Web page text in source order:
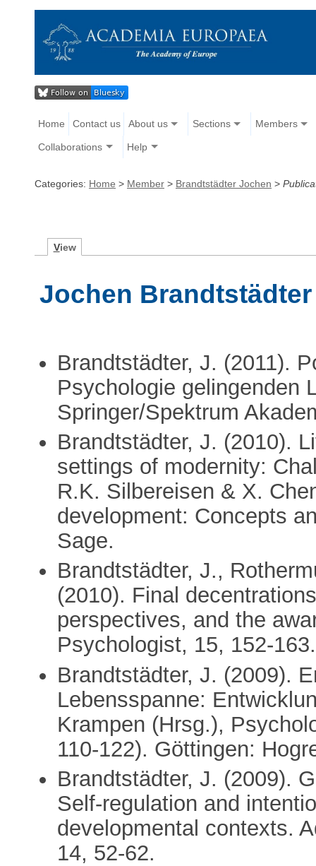
Home Contact us About us Sections Members
Collaborations Help
Categories: Home > Member > Brandtstädter Jochen >
View
Jochen
Brandtstädter, J. (2011).
Psychologie gelingenden
Springer/Spektrum
Brandtstädter, J. (2010).
settings of modernity:
R.K. Silbereisen & X.
development: Concepts
Sage.
Brandtstädter, J.,
(2010). Final
perspectives, and the
Psychologist, 15, 152-163.
Brandtstädter, J. (2009).
Lebensspanne:
Krampen (Hrsg.),
110-122). Göttingen:
Brandtstädter, J. (2009).
Self-regulation and
developmental contexts.
14, 52-62.